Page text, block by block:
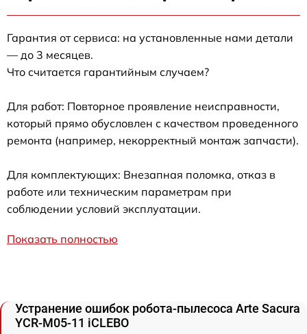
Гарантия от сервиса: на установленные нами детали
— до 3 месяцев.
Что считается гарантийным случаем?
Для работ: Повторное проявление неисправности,
который прямо обусловлен с качеством проведенного
ремонта (например, некорректный монтаж запчасти).
Для комплектующих: Внезапная поломка, отказ в
работе или техническим параметрам при
соблюдении условий эксплуатации.
Показать полностью
Устранение ошибок робота-пылесоса Arte Sacura
YCR-M05-11 iCLEBO